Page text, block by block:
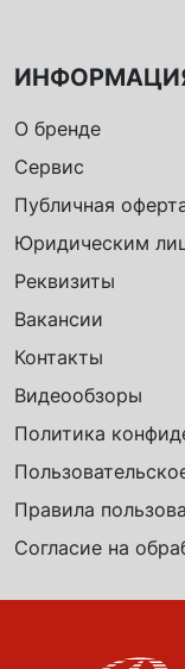
О бренде
Сервис
Публичная
Юридическим
Реквизиты
Вакансии
Контакты
Видеообзоры
Политика
Правила
Согласие на